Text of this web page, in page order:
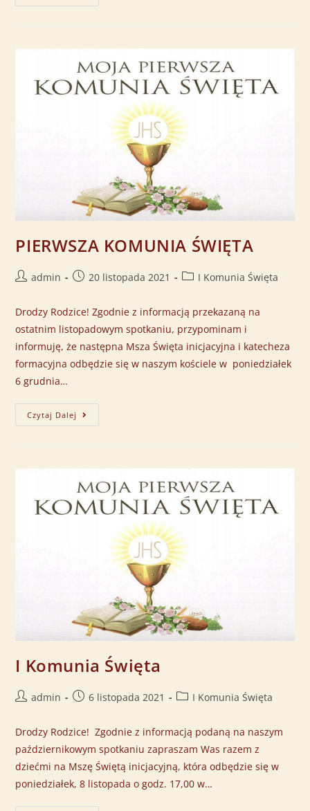
PIERWSZA KOMUNIA ŚWIĘTA
admin 20 listopada 2021 I Komunia Święta
Drodzy Rodzice! Zgodnie z informacją przekazaną na
ostatnim listopadowym spotkaniu, przypominam i
informuję, że następna Msza Święta inicjacyjna i katecheza
formacyjna odbędzie się w naszym kościele w poniedziałek
6 grudnia…
Czytaj Dalej
I Komunia Święta
admin 6 listopada 2021 I Komunia Święta
Drodzy Rodzice! Zgodnie z informacją podaną na naszym
październikowym spotkaniu zapraszam Was razem z
dziećmi na Mszę Świętą inicjacyjną, która odbędzie się w
poniedziałek, 8 listopada o godz. 17,00 w…